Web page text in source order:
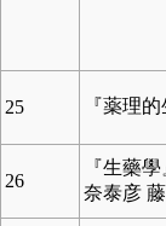
25 『薬理
26
『生藥
奈泰彦